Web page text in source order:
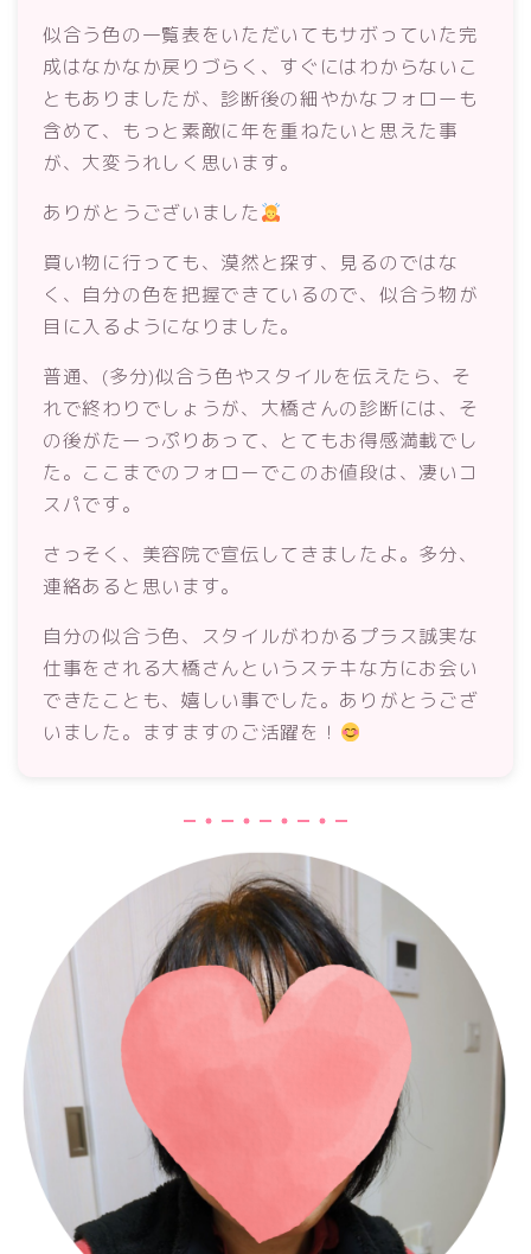
似合う色の一覧表をいただいてもサボっていた完
成はなかなか戻りづらく、すぐにはわからないこ
ともありましたが、診断後の細やかなフォローも
含めて、もっと素敵に年を重ねたいと思えた事
が、大変うれしく思います。
ありがとうございました
買い物に行っても、漠然と探す、見るのではな
く、自分の色を把握できているので、似合う物が
目に入るようになりました。
普通、(多分)似合う色やスタイルを伝えたら、そ
れで終わりでしょうが、大橋さんの診断には、そ
の後がたーっぷりあって、とてもお得感満載でし
た。ここまでのフォローでこのお値段は、凄いコ
スパです。
さっそく、美容院で宣伝してきましたよ。多分、
連絡あると思います。
自分の似合う色、スタイルがわかるプラス誠実な
仕事をされる大橋さんというステキな方にお会い
できたことも、嬉しい事でした。ありがとうござ
いました。ますますのご活躍を！